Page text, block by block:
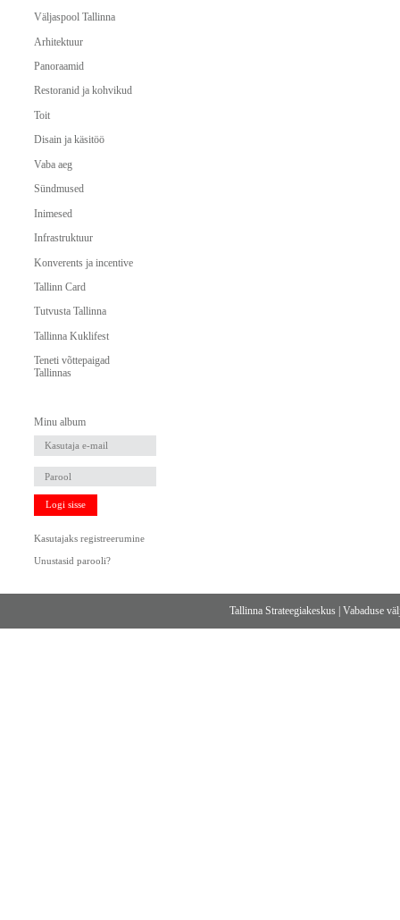
Väljaspool Tallinna
Arhitektuur
Panoraamid
Restoranid ja kohvikud
Toit
Disain ja käsitöö
Vaba aeg
Sündmused
Inimesed
Infrastruktuur
Konverents ja incentive
Tallinn Card
Tutvusta Tallinna
Tallinna Kuklifest
Teneti võttepaigad
Tallinnas
Minu album
Logi sisse
Kasutajaks registreerumine
Unustasid parooli?
Tallinna Strateegiakeskus |Vabaduse